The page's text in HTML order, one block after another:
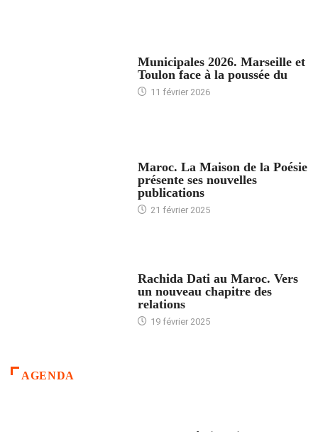
Municipales 2026. Marseille et
Toulon face à la poussée du
11 février 2026
Maroc. La Maison de la Poésie
présente ses nouvelles
publications
21 février 2025
Rachida Dati au Maroc. Vers
un nouveau chapitre des
relations
19 février 2025
AGENDA